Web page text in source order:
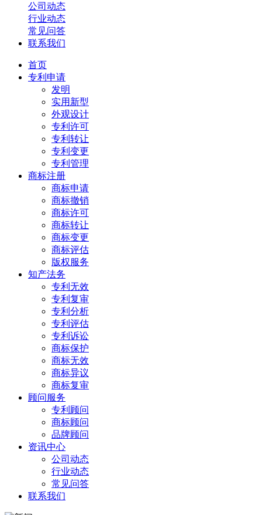
公司动态
行业动态
常见问答
联系我们
首页
专利申请
发明
实用新型
外观设计
专利许可
专利转让
专利变更
专利管理
商标注册
商标申请
商标撤销
商标许可
商标转让
商标变更
商标评估
版权服务
知产法务
专利无效
专利复审
专利分析
专利评估
专利诉讼
商标保护
商标无效
商标异议
商标复审
顾问服务
专利顾问
商标顾问
品牌顾问
资讯中心
公司动态
行业动态
常见问答
联系我们